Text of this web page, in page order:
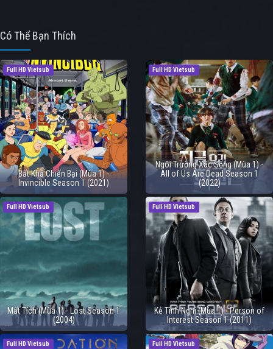
Có Thể Bạn Thích
Full HD Vietsub
Bất Khả Chiến Bại (Mùa 1) -
Invincible Season 1 (2021)
Full HD Vietsub
Ngôi Trường Xác Sống (Mùa 1) -
All of Us Are Dead Season 1
(2022)
Full HD Vietsub
Mất Tích (Mùa 1) - Lost Season 1
(2004)
Full HD Vietsub
Kẻ Tình Nghi (Mùa 1) - Person of
Interest Season 1 (2011)
Full HD Vietsub Full HD Vietsub